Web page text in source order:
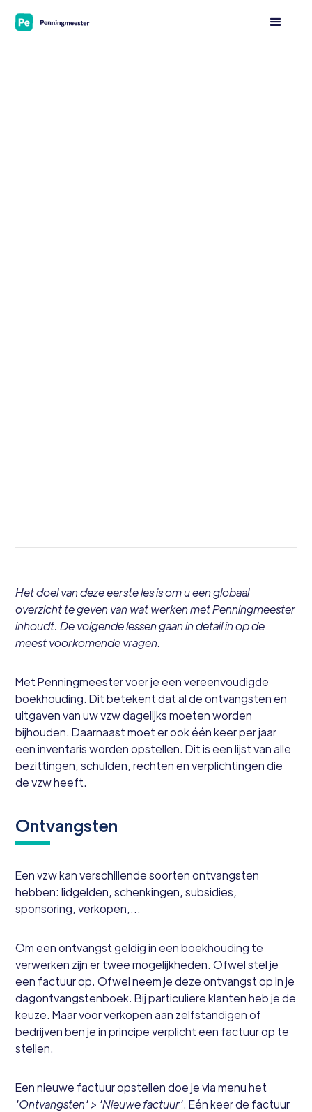
Het doel van deze eerste les is om u een globaal
overzicht te geven van wat werken met Penningmeester
inhoudt. De volgende lessen gaan in detail in op de
meest voorkomende vragen.
Met Penningmeester voer je een vereenvoudigde
boekhouding. Dit betekent dat al de ontvangsten en
uitgaven van uw vzw dagelijks moeten worden
bijhouden. Daarnaast moet er ook één keer per jaar
een inventaris worden opstellen. Dit is een lijst van alle
bezittingen, schulden, rechten en verplichtingen die
de vzw heeft.
Ontvangsten
Een vzw kan verschillende soorten ontvangsten
hebben: lidgelden, schenkingen, subsidies,
sponsoring, verkopen,...
Om een ontvangst geldig in een boekhouding te
verwerken zijn er twee mogelijkheden. Ofwel stel je
een factuur op. Ofwel neem je deze ontvangst op in je
dagontvangstenboek. Bij particuliere klanten heb je de
keuze. Maar voor verkopen aan zelfstandigen of
bedrijven ben je in principe verplicht een factuur op te
stellen.
Een nieuwe factuur opstellen doe je via menu het
'Ontvangsten' > 'Nieuwe factuur'. Eén keer de factuur